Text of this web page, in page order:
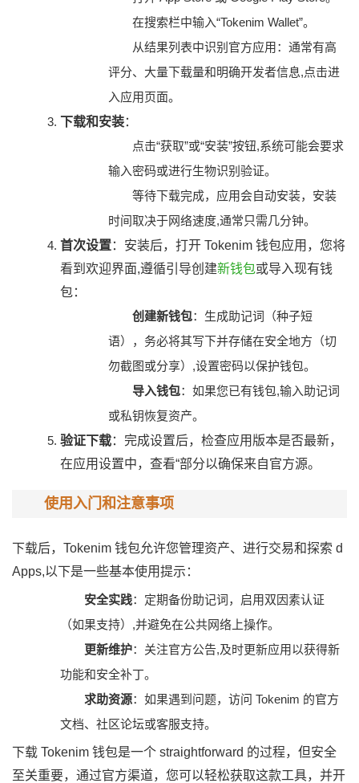
在搜索栏中输入“Tokenim Wallet”。
从结果列表中识别官方应用：通常有高
评分、大量下载量和明确开发者信息,点击进
入应用页面。
下载和安装：
点击“获取”或“安装”按钮,系统可能会要求
输入密码或进行生物识别验证。
等待下载完成，应用会自动安装，安装
时间取决于网络速度,通常只需几分钟。
首次设置：安装后，打开 Tokenim 钱包应用，您将
看到欢迎界面,遵循引导创建新钱包或导入现有钱
包：
创建新钱包：生成助记词（种子短
语），务必将其写下并存储在安全地方（切
勿截图或分享）,设置密码以保护钱包。
导入钱包：如果您已有钱包,输入助记词
或私钥恢复资产。
验证下载：完成设置后，检查应用版本是否最新，
在应用设置中，查看“部分以确保来自官方源。
使用入门和注意事项
下载后，Tokenim 钱包允许您管理资产、进行交易和探索 d
Apps,以下是一些基本使用提示：
安全实践：定期备份助记词，启用双因素认证
（如果支持）,并避免在公共网络上操作。
更新维护：关注官方公告,及时更新应用以获得新
功能和安全补丁。
求助资源：如果遇到问题，访问 Tokenim 的官方
文档、社区论坛或客服支持。
下载 Tokenim 钱包是一个 straightforward 的过程，但安全
至关重要，通过官方渠道，您可以轻松获取这款工具，并开